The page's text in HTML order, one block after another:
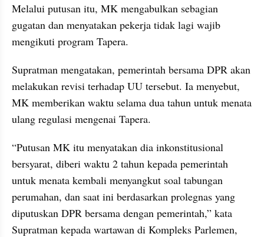
Melalui putusan itu, MK mengabulkan sebagian
gugatan dan menyatakan pekerja tidak lagi wajib
mengikuti program Tapera.
Supratman mengatakan, pemerintah bersama DPR akan
melakukan revisi terhadap UU tersebut. Ia menyebut,
MK memberikan waktu selama dua tahun untuk menata
ulang regulasi mengenai Tapera.
“Putusan MK itu menyatakan dia inkonstitusional
bersyarat, diberi waktu 2 tahun kepada pemerintah
untuk menata kembali menyangkut soal tabungan
perumahan, dan saat ini berdasarkan prolegnas yang
diputuskan DPR bersama dengan pemerintah,” kata
Supratman kepada wartawan di Kompleks Parlemen,